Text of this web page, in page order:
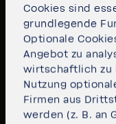
Cookies sind
grundlegende
Optionale
Angebot zu
wirtschaftlich zu
Nutzung
Firmen aus
werden (z. B. an